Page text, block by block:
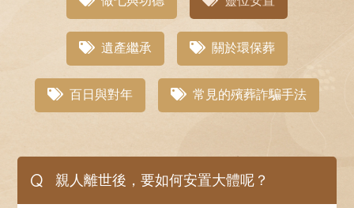
遺產繼承 關於環保葬
百日與對年 常見的殯葬詐騙手法
Q 親人離世後，要如何安置大體呢？